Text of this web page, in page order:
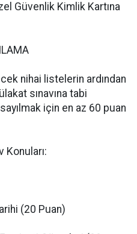
Güvenlik Kimlik Kartına
nihai listelerin ardından
sınavına tabi
için en az 60 puan
Konuları:
(20 Puan)